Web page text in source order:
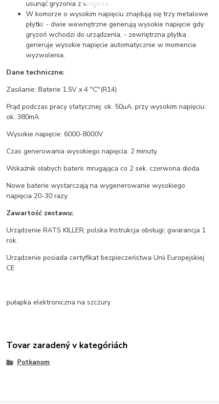
usunąć gryzonia z wnętrza.
W komorze o wysokim napięciu znajdują się trzy metalowe
płytki: - dwie wewnętrzne generują wysokie napięcie gdy
gryzoń wchodzi do urządzenia, - zewnętrzna płytka
generuje wysokie napięcie automatycznie w momencie
wyzwolenia.
Dane techniczne:
Zasilanie: Baterie 1,5V x 4 "C"(R14)
Prąd podczas pracy statycznej: ok. 50uA, przy wysokim napięciu:
ok. 380mA
Wysokie napięcie: 6000-8000V
Czas generowania wysokiego napięcia: 2 minuty.
Wskaźnik słabych baterii: mrugająca co 2 sek. czerwona dioda
Nowe baterie wystarczają na wygenerowanie wysokiego
napięcia 20-30 razy.
Zawartość zestawu:
Urządzenie RATS KILLER; polska Instrukcja obsługi; gwarancja 1
rok.
Urządzenie posiada certyfikat bezpieczeństwa Unii Europejskiej
CE
pułapka elektroniczna na szczury
Tovar zaradený v kategóriách
Potkanom